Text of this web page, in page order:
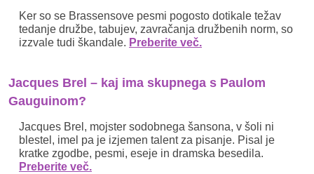
Ker so se Brassensove pesmi pogosto dotikale težav
tedanje družbe, tabujev, zavračanja družbenih norm, so
izzvale tudi škandale. Preberite več.
Jacques Brel – kaj ima skupnega s Paulom
Gauguinom?
Jacques Brel, mojster sodobnega šansona, v šoli ni
blestel, imel pa je izjemen talent za pisanje. Pisal je
kratke zgodbe, pesmi, eseje in dramska besedila.
Preberite več.